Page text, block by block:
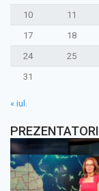
10
11
17
18
24
25
31
« iul.
PREZENTATORI